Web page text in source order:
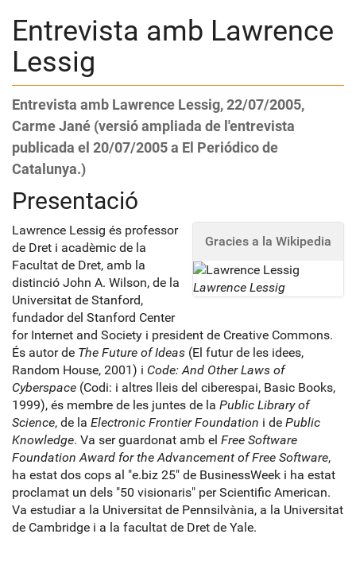
Entrevista amb Lawrence
Lessig
Entrevista amb Lawrence Lessig, 22/07/2005,
Carme Jané (versió ampliada de l'entrevista
publicada el 20/07/2005 a El Periódico de
Catalunya.)
Presentació
Gracies a la Wikipedia
Lawrence Lessig
Lawrence Lessig és professor
de Dret i acadèmic de la
Facultat de Dret, amb la
distinció John A. Wilson, de la
Universitat de Stanford,
fundador del Stanford Center
for Internet and Society i president de Creative Commons.
És autor de The Future of Ideas (El futur de les idees,
Random House, 2001) i Code: And Other Laws of
Cyberspace (Codi: i altres lleis del ciberespai, Basic Books,
1999), és membre de les juntes de la Public Library of
Science, de la Electronic Frontier Foundation i de Public
Knowledge. Va ser guardonat amb el Free Software
Foundation Award for the Advancement of Free Software,
ha estat dos cops al "e.biz 25" de BusinessWeek i ha estat
proclamat un dels "50 visionaris" per Scientific American.
Va estudiar a la Universitat de Pennsilvània, a la Universitat
de Cambridge i a la facultat de Dret de Yale.